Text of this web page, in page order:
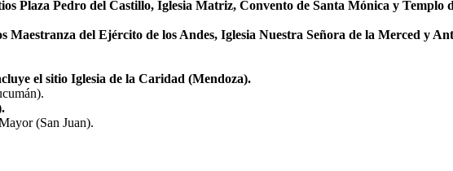
Plaza Pedro del Castillo, Iglesia Matriz, Convento de Santa Mónica y Templo
Maestranza del Ejército de los Andes, Iglesia Nuestra Señora de la Merced y
el sitio Iglesia de la Caridad (Mendoza).
(San Juan).